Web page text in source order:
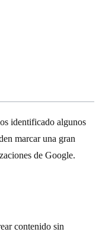
identificado algunos
marcar una gran
de Google.
contenido sin